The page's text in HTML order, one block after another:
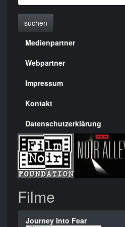
suchen
Menülinks
rechte
Seite
Medienpartner
Webpartner
Impressum
Kontakt
Datenschutzerklärung
Filme
Journey Into Fear